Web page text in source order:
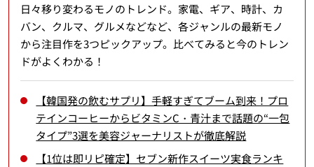
日々移り変わるモノのトレンド。家電、ギア、時計、カ
バン、クルマ、グルメなどなど、各ジャンルの最新モノ
から注目作を3つピックアップ。比べてみると今のトレン
ドがよくわかる！
【韓国発の飲むサプリ】手軽すぎてブーム到来！プロ
テインコーヒーからビタミンC・青汁まで話題の“一包
タイプ”3選を美容ジャーナリストが徹底解説
【1位は即リピ確定】セブン新作スイーツ実食ランキ